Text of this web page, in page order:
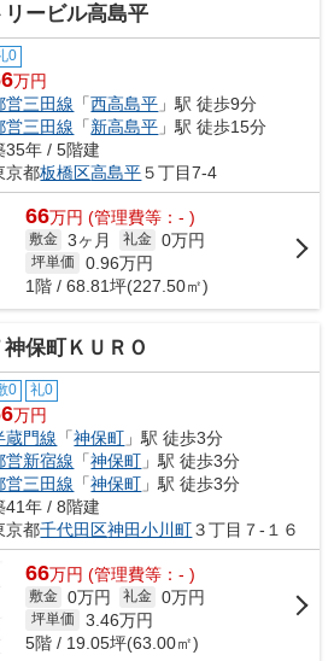
リービル高島平
0
万円
営三田線 「西高島平 」駅 徒歩9分
営三田線 「新高島平 」駅 徒歩15分
35年 / 5階建
京都板橋区高島平５丁目7-4
66万円 (管理費等：- )
敷金 3ヶ月 礼金 0万円
坪単価 0.96万円
1階 / 68.81坪(227.50㎡)
神保町ＫＵＲＯ
0 礼0
万円
蔵門線 「神保町 」駅 徒歩3分
営新宿線 「神保町 」駅 徒歩3分
営三田線 「神保町 」駅 徒歩3分
41年 / 8階建
京都千代田区神田小川町３丁目７-１６
66万円 (管理費等：- )
敷金 0万円 礼金 0万円
坪単価 3.46万円
5階 / 19.05坪(63.00㎡)